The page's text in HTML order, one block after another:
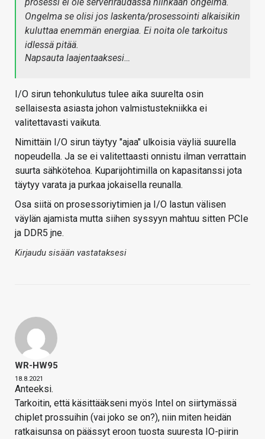
Ongelma se olisi jos laskenta/prosessointi alkaisikin
kuluttaa enemmän energiaa. Ei noita ole tarkoitus
idlessä pitää.
Napsauta laajentaaksesi…
I/O sirun tehonkulutus tulee aika suurelta osin
sellaisesta asiasta johon valmistustekniikka ei
valitettavasti vaikuta.
Nimittäin I/O sirun täytyy "ajaa" ulkoisia väyliä suurella
nopeudella. Ja se ei valitettaasti onnistu ilman verrattain
suurta sähkötehoa. Kuparijohtimilla on kapasitanssi jota
täytyy varata ja purkaa jokaisella reunalla.
Osa siitä on prosessoriytimien ja I/O lastun välisen
väylän ajamista mutta siihen syssyyn mahtuu sitten PCIe
ja DDR5 jne.
Kirjaudu sisään vastataksesi
WR-HW95
18.8.2021
Anteeksi.
Tarkoitin, että käsittääkseni myös Intel on siirtymässä
chiplet prossuihin (vai joko se on?), niin miten heidän
ratkaisunsa on päässyt eroon tuosta suuresta IO-piirin